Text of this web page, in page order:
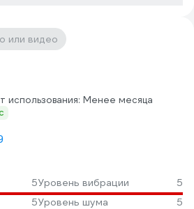
или видео
использования: Менее месяца
5Уровень вибрации
5
5Уровень шума
5